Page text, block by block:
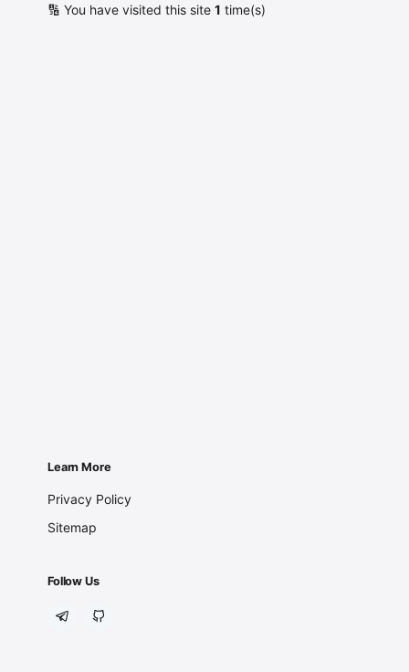
🔢 You have visited this site 1 time(s)
Learn More
Privacy Policy
Sitemap
Follow Us